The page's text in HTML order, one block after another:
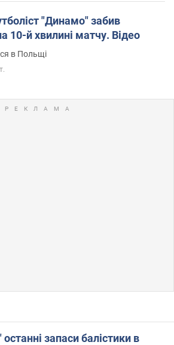
"Динамо" забив
10-й хвилині матчу. Відео
в Польщі
запаси балістики в